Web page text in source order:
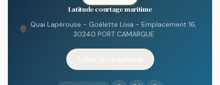
Latitude courtage maritime
Quai Lapérouse - Goélette Livia - Emplacement 16,
30240 PORT CAMARGUE